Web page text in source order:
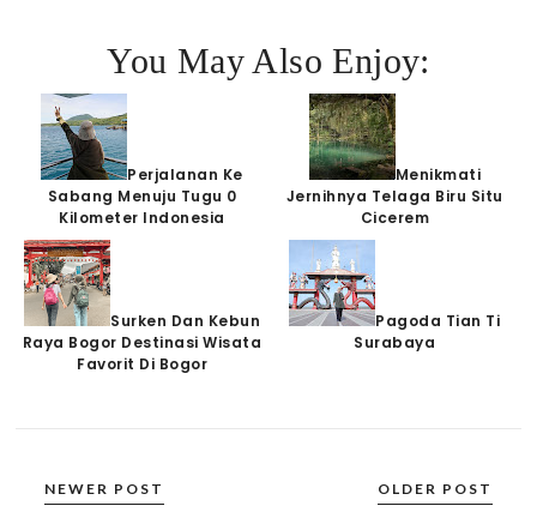
You May Also Enjoy:
Perjalanan Ke
Sabang Menuju Tugu 0
Kilometer Indonesia
Menikmati
Jernihnya Telaga Biru Situ
Cicerem
Surken Dan Kebun
Raya Bogor Destinasi Wisata
Favorit Di Bogor
Pagoda Tian Ti
Surabaya
NEWER POST OLDER POST